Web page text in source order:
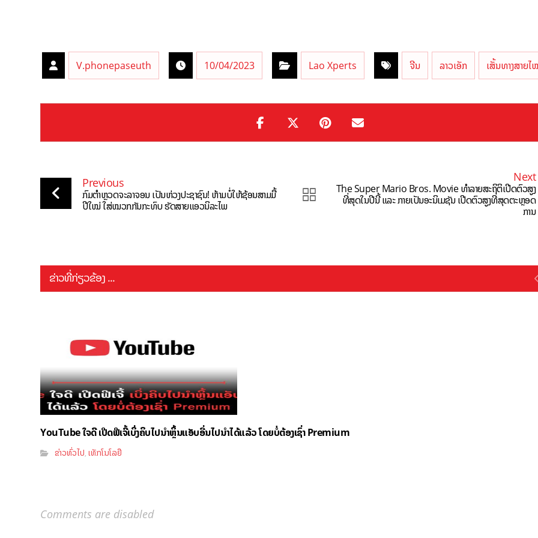
V.phonepaseuth 10/04/2023 Lao Xperts ຈີນ ລາວເອັກ ເສັ້ນທາງສາຍ
Previous
ກົມຕຳຫຼວດຈະລາຈອນ ເປັນຫ່ວງປະຊາຊົນ! ຫ້າມບໍ່ໃຫ້ຊ້ອນສາມມື້
ປີໃໝ່ ໃສ່ໝວກກັນກະທົບ ຮັດສາຍແອວນິລະໄພ
Next
The Super Mario Bros. Movie ທຳລາຍສະຖິຕິເປີດຕົວສູງ
ທີ່ສຸດໃນປີນີ້ ແລະ ກາຍເປັນອະນິເມຊັນ ເປີດຕົວສູງທີ່ສຸດຕະຫຼອດ
ການ
ຂ່າວທີ່ກ່ຽວຂ້ອງ ...
YouTube ໃຈດີ ເປີດຟີເຈີ້ເບິ່ງຄິບໄປນຳຫຼິ້ນແອັບອື່ນໄປນຳໄດ້ແລ້ວ ໂດຍບໍ່ຕ້ອງເຊົ່າ Premium
ຂ່າວທົ່ວໄປ,ເທັກໂນໂລຢີ
Comments are disabled